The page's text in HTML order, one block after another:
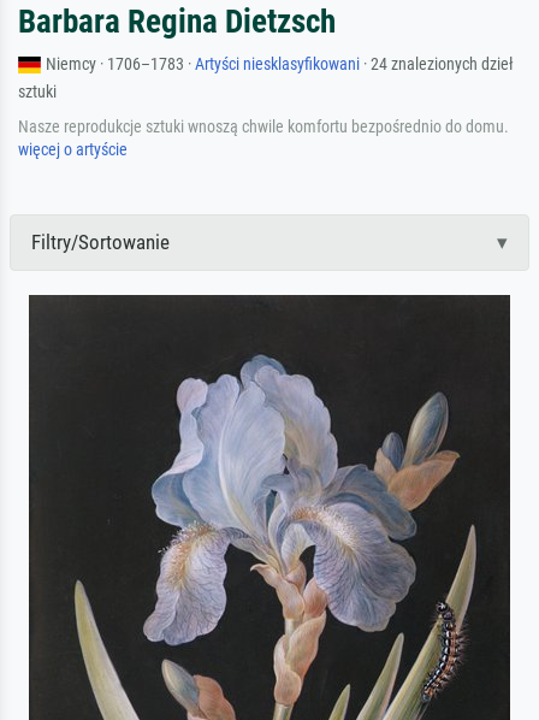
Barbara Regina Dietzsch
Niemcy · 1706–1783 ·Artyści niesklasyfikowani · 24 znalezionych dzieł
sztuki
Nasze reprodukcje sztuki wnoszą chwile komfortu bezpośrednio do domu.
więcej o artyście
Filtry/Sortowanie